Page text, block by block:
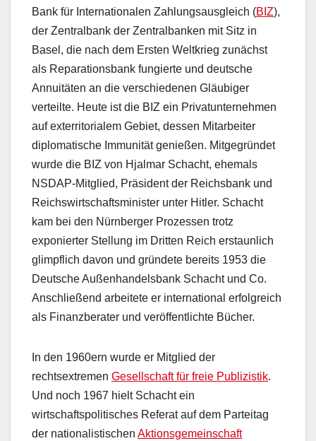
Bank für Internationalen Zahlungsausgleich (BIZ),
der Zentralbank der Zentralbanken mit Sitz in
Basel, die nach dem Ersten Weltkrieg zunächst
als Reparationsbank fungierte und deutsche
Annuitäten an die verschiedenen Gläubiger
verteilte. Heute ist die BIZ ein Privatunternehmen
auf exterritorialem Gebiet, dessen Mitarbeiter
diplomatische Immunität genießen. Mitgegründet
wurde die BIZ von Hjalmar Schacht, ehemals
NSDAP-Mitglied, Präsident der Reichsbank und
Reichswirtschaftsminister unter Hitler. Schacht
kam bei den Nürnberger Prozessen trotz
exponierter Stellung im Dritten Reich erstaunlich
glimpflich davon und gründete bereits 1953 die
Deutsche Außenhandelsbank Schacht und Co.
Anschließend arbeitete er international erfolgreich
als Finanzberater und veröffentlichte Bücher.
In den 1960ern wurde er Mitglied der
rechtsextremen Gesellschaft für freie Publizistik.
Und noch 1967 hielt Schacht ein
wirtschaftspolitisches Referat auf dem Parteitag
der nationalistischen Aktionsgemeinschaft